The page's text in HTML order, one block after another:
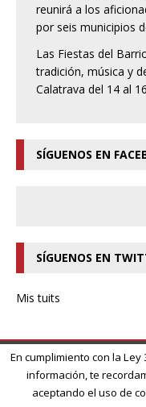
reunirá a los
por seis municipios
Las Fiestas del
tradición, música y
Calatrava del 14 al
SÍGUENOS EN
SÍGUENOS EN
Mis tuits
Copyright © 2026 | MH
En cumplimiento con la
información, te
aceptando el uso de